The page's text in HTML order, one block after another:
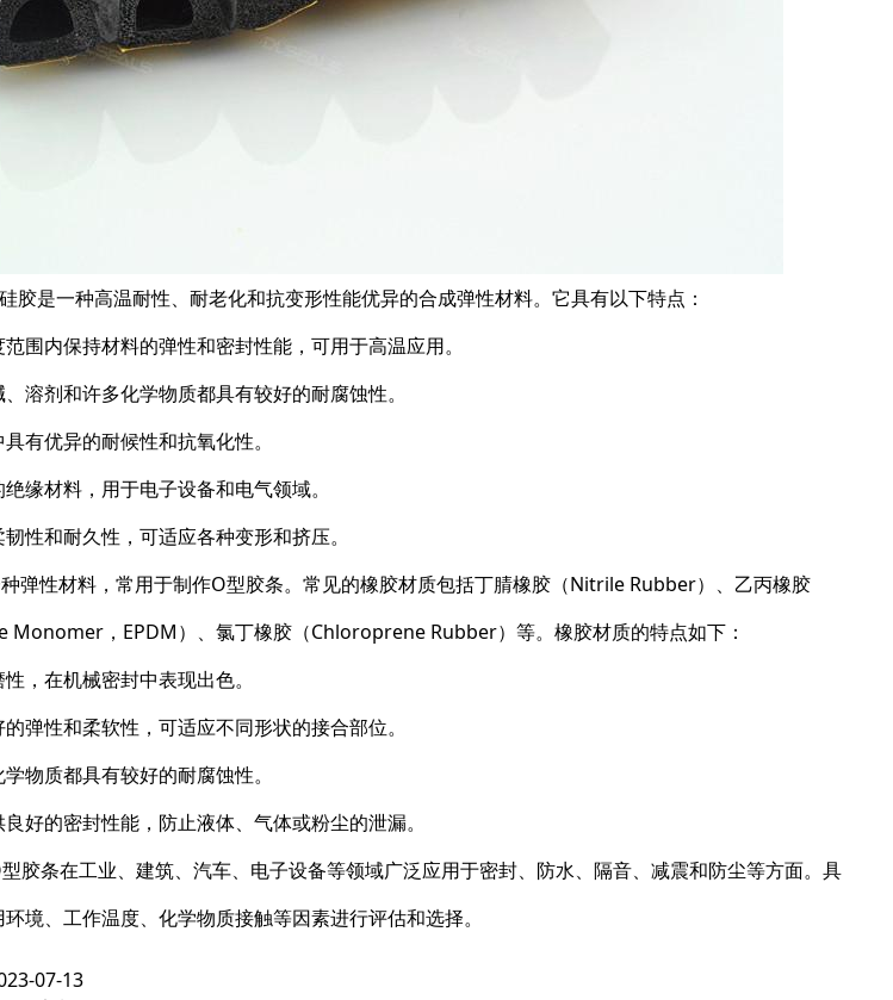
胶是一种高温耐性、耐老化和抗变形性能优异的合成弹性材料。它具有以下特点：
围内保持材料的弹性和密封性能，可用于高温应用。
溶剂和许多化学物质都具有较好的耐腐蚀性。
有优异的耐候性和抗氧化性。
缘材料，用于电子设备和电气领域。
性和耐久性，可适应各种变形和挤压。
弹性材料，常用于制作O型胶条。常见的橡胶材质包括丁腈橡胶（Nitrile Rubber）、乙丙橡胶
Monomer，EPDM）、氯丁橡胶（Chloroprene Rubber）等。橡胶材质的特点如下：
，在机械密封中表现出色。
弹性和柔软性，可适应不同形状的接合部位。
物质都具有较好的耐腐蚀性。
好的密封性能，防止液体、气体或粉尘的泄漏。
胶条在工业、建筑、汽车、电子设备等领域广泛应用于密封、防水、隔音、减震和防尘等方面。具
境、工作温度、化学物质接触等因素进行评估和选择。
07-13